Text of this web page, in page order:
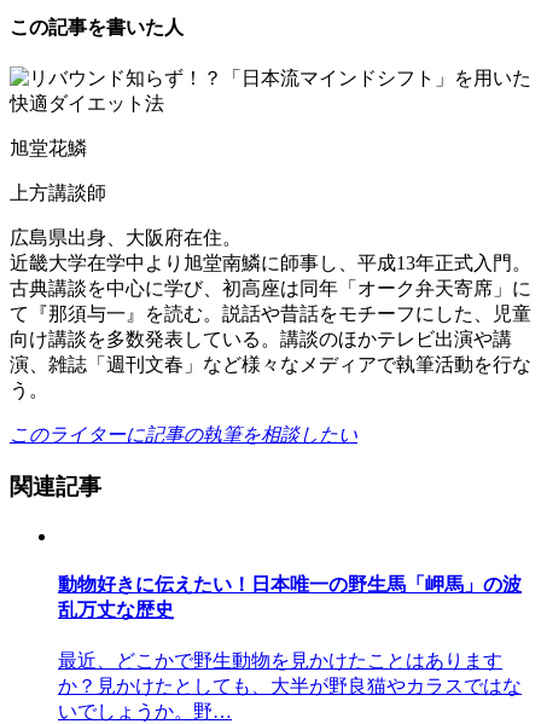
この記事を書いた人
旭堂花鱗
上方講談師
広島県出身、大阪府在住。
近畿大学在学中より旭堂南鱗に師事し、平成13年正式入門。
古典講談を中心に学び、初高座は同年「オーク弁天寄席」に
て『那須与一』を読む。説話や昔話をモチーフにした、児童
向け講談を多数発表している。講談のほかテレビ出演や講
演、雑誌「週刊文春」など様々なメディアで執筆活動を行な
う。
このライターに記事の執筆を相談したい
関連記事
動物好きに伝えたい！日本唯一の野生馬「岬馬」の波
乱万丈な歴史
最近、どこかで野生動物を見かけたことはあります
か？見かけたとしても、大半が野良猫やカラスではな
いでしょうか。野…